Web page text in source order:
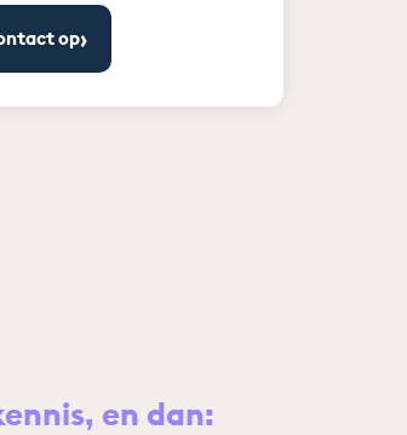
op›
en dan: